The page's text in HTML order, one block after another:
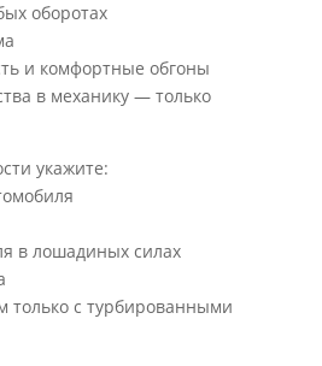
оборотах
и комфортные обгоны
в механику — только
укажите:
в лошадиных силах
только с турбированными